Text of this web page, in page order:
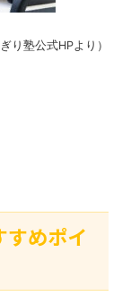
り塾公式HPより）
すめポイ